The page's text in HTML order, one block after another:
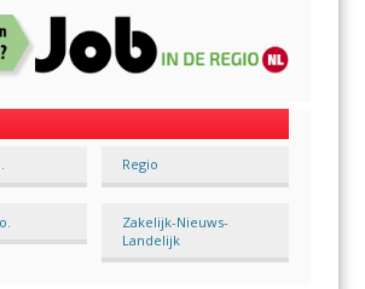
Regio
Zakelijk-Nieuws-
Landelijk